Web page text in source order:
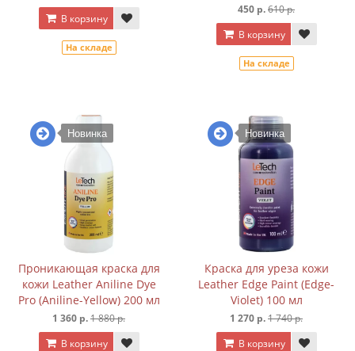
В корзину
На складе
450 р.610 р.
В корзину
На складе
Новинка
Проникающая краска для
кожи Leather Aniline Dye
Pro (Aniline-Yellow) 200 мл
1 360 р.1 880 р.
В корзину
Новинка
Краска для уреза кожи
Leather Edge Paint (Edge-
Violet) 100 мл
1 270 р.1 740 р.
В корзину